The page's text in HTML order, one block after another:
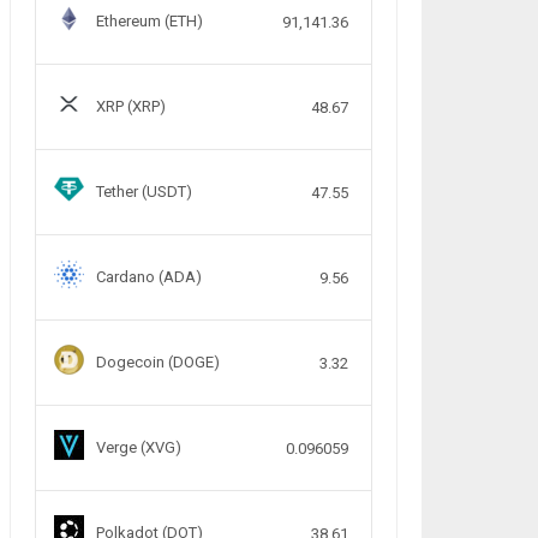
Ethereum (ETH) 91,141.36
XRP (XRP) 48.67
Tether (USDT) 47.55
Cardano (ADA) 9.56
Dogecoin (DOGE) 3.32
Verge (XVG) 0.096059
Polkadot (DOT) 38.61